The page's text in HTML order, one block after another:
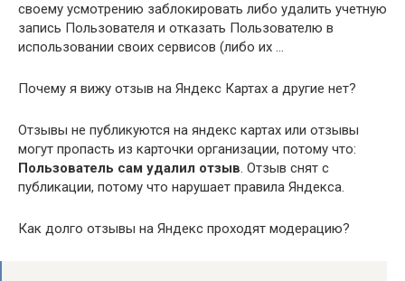
своему усмотрению заблокировать либо удалить учетную
запись Пользователя и отказать Пользователю в
использовании своих сервисов (либо их …
Почему я вижу отзыв на Яндекс Картах а другие нет?
Отзывы не публикуются на яндекс картах или отзывы
могут пропасть из карточки организации, потому что:
Пользователь сам удалил отзыв. Отзыв снят с
публикации, потому что нарушает правила Яндекса.
Как долго отзывы на Яндекс проходят модерацию?